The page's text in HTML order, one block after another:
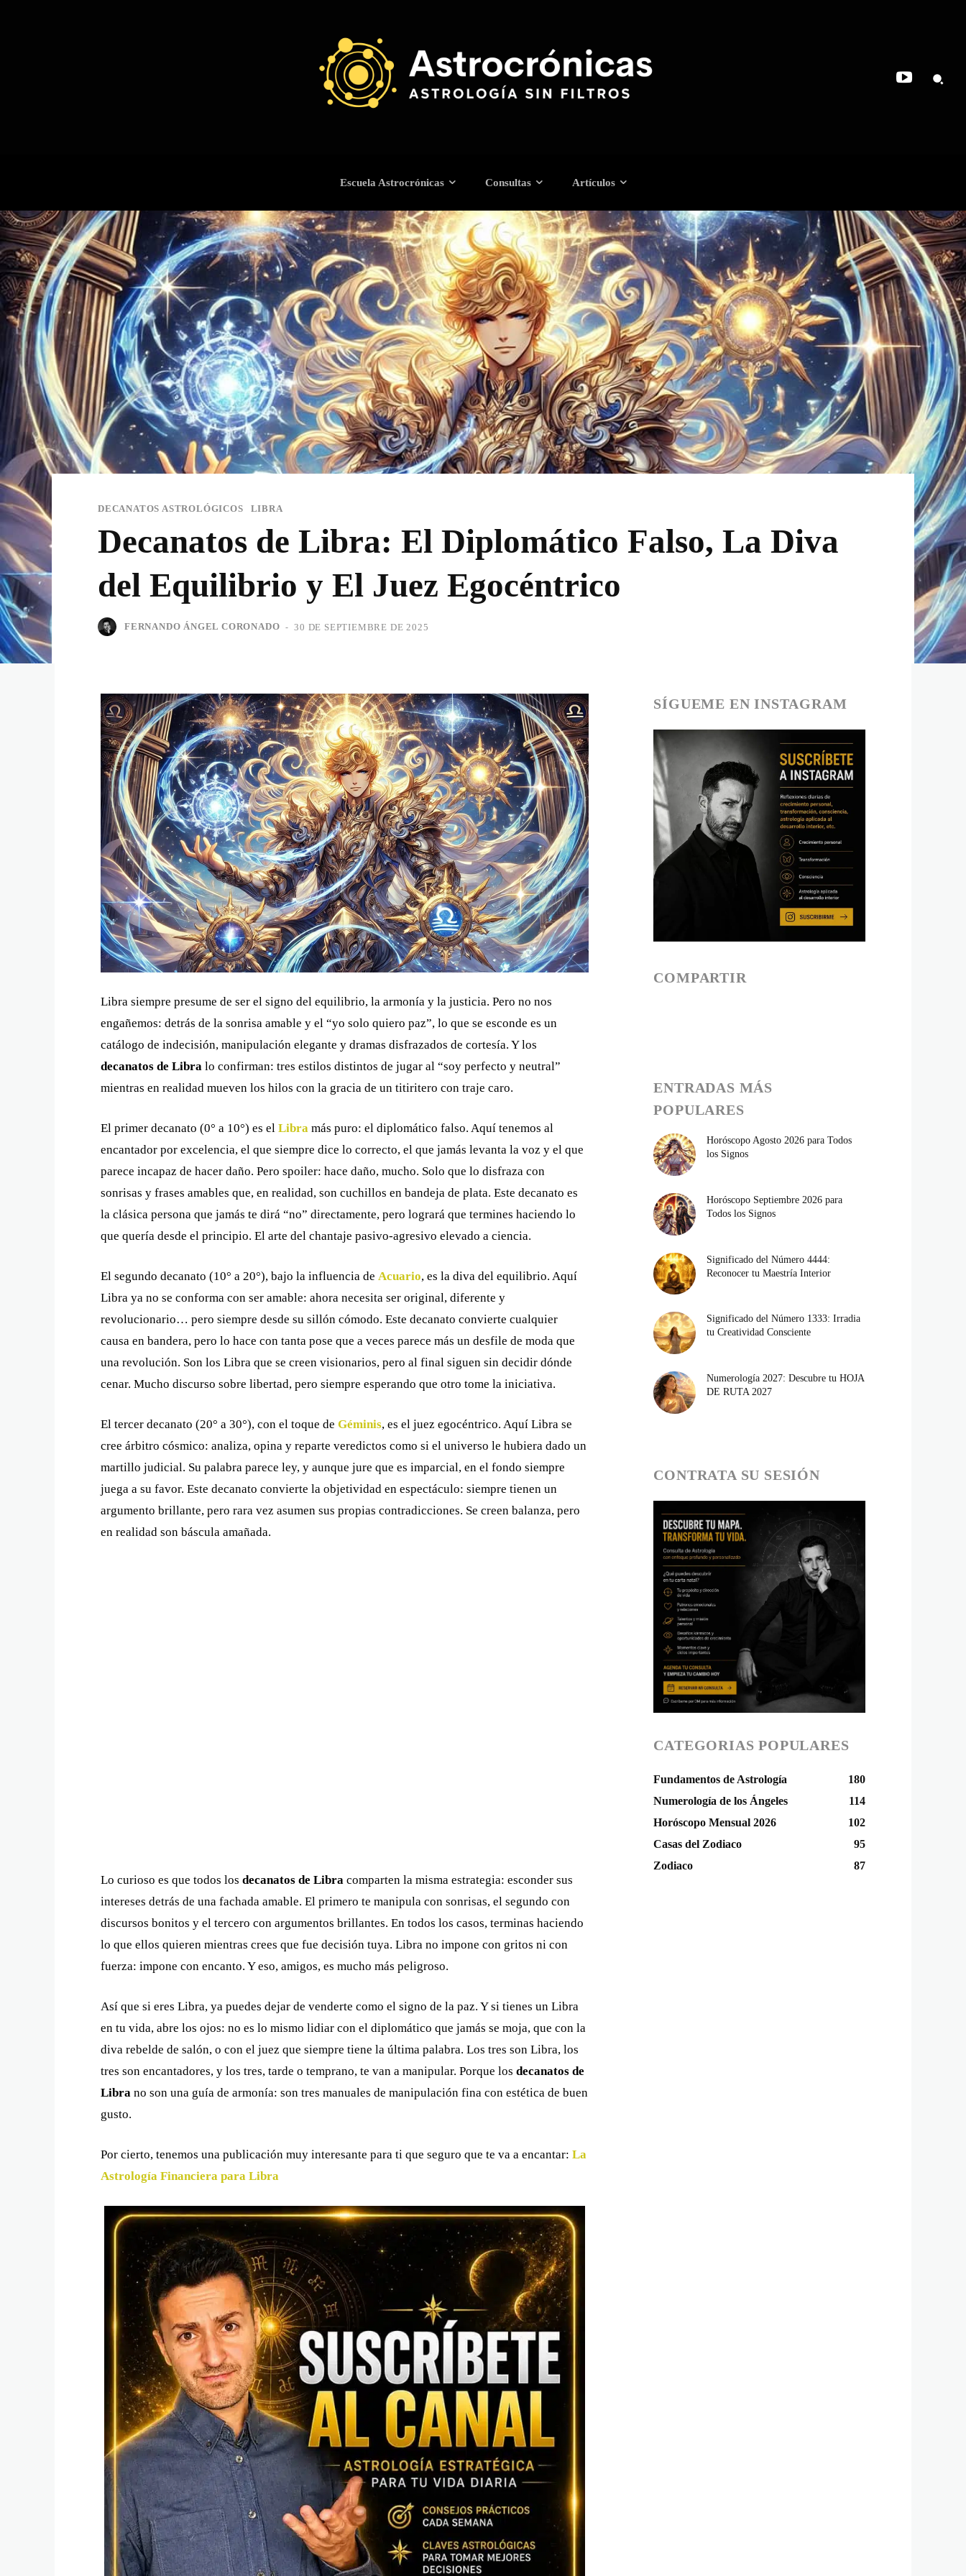
Escuela Astrocrónicas Consultas Artículos
DECANATOS ASTROLÓGICOS LIBRA
Decanatos de Libra: El Diplomático Falso, La Diva
del Equilibrio y El Juez Egocéntrico
FERNANDO ÁNGEL CORONADO - 30 DE SEPTIEMBRE DE 2025
Libra siempre presume de ser el signo del equilibrio, la armonía y la justicia. Pero no nos
engañemos: detrás de la sonrisa amable y el “yo solo quiero paz”, lo que se esconde es un
catálogo de indecisión, manipulación elegante y dramas disfrazados de cortesía. Y los
decanatos de Libra lo confirman: tres estilos distintos de jugar al “soy perfecto y neutral”
mientras en realidad mueven los hilos con la gracia de un titiritero con traje caro.
El primer decanato (0° a 10°) es el Libra más puro: el diplomático falso. Aquí tenemos al
encantador por excelencia, el que siempre dice lo correcto, el que jamás levanta la voz y el que
parece incapaz de hacer daño. Pero spoiler: hace daño, mucho. Solo que lo disfraza con
sonrisas y frases amables que, en realidad, son cuchillos en bandeja de plata. Este decanato es
la clásica persona que jamás te dirá “no” directamente, pero logrará que termines haciendo lo
que quería desde el principio. El arte del chantaje pasivo-agresivo elevado a ciencia.
El segundo decanato (10° a 20°), bajo la influencia de Acuario, es la diva del equilibrio. Aquí
Libra ya no se conforma con ser amable: ahora necesita ser original, diferente y
revolucionario… pero siempre desde su sillón cómodo. Este decanato convierte cualquier
causa en bandera, pero lo hace con tanta pose que a veces parece más un desfile de moda que
una revolución. Son los Libra que se creen visionarios, pero al final siguen sin decidir dónde
cenar. Mucho discurso sobre libertad, pero siempre esperando que otro tome la iniciativa.
El tercer decanato (20° a 30°), con el toque de Géminis, es el juez egocéntrico. Aquí Libra se
cree árbitro cósmico: analiza, opina y reparte veredictos como si el universo le hubiera dado un
martillo judicial. Su palabra parece ley, y aunque jure que es imparcial, en el fondo siempre
juega a su favor. Este decanato convierte la objetividad en espectáculo: siempre tienen un
argumento brillante, pero rara vez asumen sus propias contradicciones. Se creen balanza, pero
en realidad son báscula amañada.
Lo curioso es que todos los decanatos de Libra comparten la misma estrategia: esconder sus
intereses detrás de una fachada amable. El primero te manipula con sonrisas, el segundo con
discursos bonitos y el tercero con argumentos brillantes. En todos los casos, terminas haciendo
lo que ellos quieren mientras crees que fue decisión tuya. Libra no impone con gritos ni con
fuerza: impone con encanto. Y eso, amigos, es mucho más peligroso.
Así que si eres Libra, ya puedes dejar de venderte como el signo de la paz. Y si tienes un Libra
en tu vida, abre los ojos: no es lo mismo lidiar con el diplomático que jamás se moja, que con la
diva rebelde de salón, o con el juez que siempre tiene la última palabra. Los tres son Libra, los
tres son encantadores, y los tres, tarde o temprano, te van a manipular. Porque los decanatos de
Libra no son una guía de armonía: son tres manuales de manipulación fina con estética de buen
gusto.
Por cierto, tenemos una publicación muy interesante para ti que seguro que te va a encantar: La
Astrología Financiera para Libra
SÍGUEME EN INSTAGRAM
COMPARTIR
ENTRADAS MÁS
POPULARES
Horóscopo Agosto 2026 para Todos
los Signos
Horóscopo Septiembre 2026 para
Todos los Signos
Significado del Número 4444:
Reconocer tu Maestría Interior
Significado del Número 1333: Irradia
tu Creatividad Consciente
Numerología 2027: Descubre tu HOJA
DE RUTA 2027
CONTRATA SU SESIÓN
CATEGORIAS POPULARES
Fundamentos de Astrología
180
Numerología de los Ángeles
114
Horóscopo Mensual 2026
102
Casas del Zodiaco
95
Zodiaco
87